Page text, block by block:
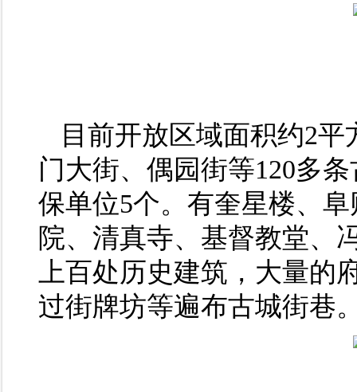
目前开放区域面积约2
门大街、偶园街等120多
保单位5个。有奎星楼、
院、清真寺、基督教堂、
上百处历史建筑，大量的
过街牌坊等遍布古城街巷